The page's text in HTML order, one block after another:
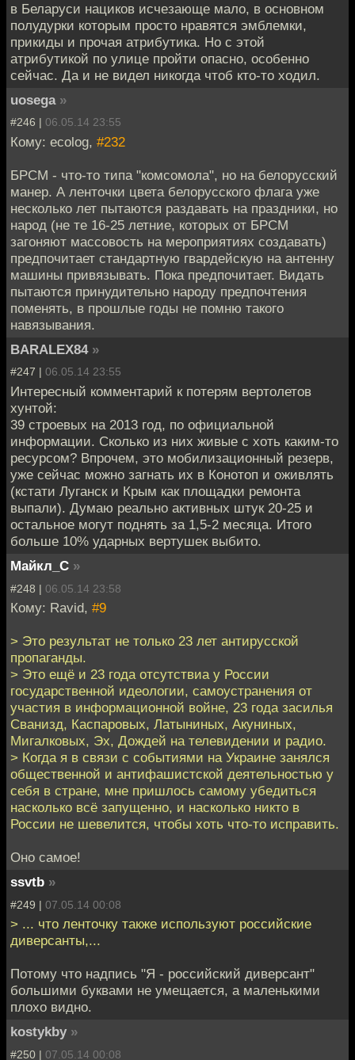
в Беларуси нациков исчезающе мало, в основном
полудурки которым просто нравятся эмблемки,
прикиды и прочая атрибутика. Но с этой
атрибутикой по улице пройти опасно, особенно
сейчас. Да и не видел никогда чтоб кто-то ходил.
uosega »
#246 | 06.05.14 23:55
Кому: ecolog, #232
БРСМ - что-то типа "комсомола", но на белорусский
манер. А ленточки цвета белорусского флага уже
несколько лет пытаются раздавать на праздники, но
народ (не те 16-25 летние, которых от БРСМ
загоняют массовость на мероприятиях создавать)
предпочитает стандартную гвардейскую на антенну
машины привязывать. Пока предпочитает. Видать
пытаются принудительно народу предпочтения
поменять, в прошлые годы не помню такого
навязывания.
BARALEX84 »
#247 | 06.05.14 23:55
Интересный комментарий к потерям вертолетов
хунтой:
39 строевых на 2013 год, по официальной
информации. Сколько из них живые с хоть каким-то
ресурсом? Впрочем, это мобилизационный резерв,
уже сейчас можно загнать их в Конотоп и оживлять
(кстати Луганск и Крым как площадки ремонта
выпали). Думаю реально активных штук 20-25 и
остальное могут поднять за 1,5-2 месяца. Итого
больше 10% ударных вертушек выбито.
Майкл_С »
#248 | 06.05.14 23:58
Кому: Ravid, #9
> Это результат не только 23 лет антирусской
пропаганды.
> Это ещё и 23 года отсутствиа у России
государственной идеологии, самоустранения от
участия в информационной войне, 23 года засилья
Сванизд, Каспаровых, Латыниных, Акуниных,
Мигалковых, Эх, Дождей на телевидении и радио.
> Когда я в связи с событиями на Украине занялся
общественной и антифашистской деятельностью у
себя в стране, мне пришлось самому убедиться
насколько всё запущенно, и насколько никто в
России не шевелится, чтобы хоть что-то исправить.
Оно самое!
ssvtb »
#249 | 07.05.14 00:08
> ... что ленточку также используют российские
диверсанты,...
Потому что надпись "Я - российский диверсант"
большими буквами не умещается, а маленькими
плохо видно.
kostykby »
#250 | 07.05.14 00:08